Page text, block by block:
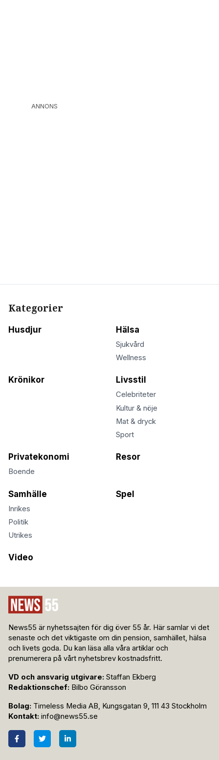
ANNONS
Kategorier
Husdjur Hälsa
Sjukvård
Wellness
Krönikor Livsstil
Celebriteter
Kultur & nöje
Mat & dryck
Sport
Privatekonomi
Boende
Resor
Samhälle
Inrikes
Politik
Utrikes
Spel
Video
News55 är nyhetssajten för dig över 55 år. Här samlar vi det
senaste och det viktigaste om din pension, samhället, hälsa
och livets goda. Du kan läsa alla våra artiklar och
prenumerera på vårt nyhetsbrev kostnadsfritt.
VD och ansvarig utgivare: Staffan Ekberg
Redaktionschef: Bilbo Göransson
Bolag: Timeless Media AB, Kungsgatan 9, 111 43 Stockholm
Kontakt: info@news55.se